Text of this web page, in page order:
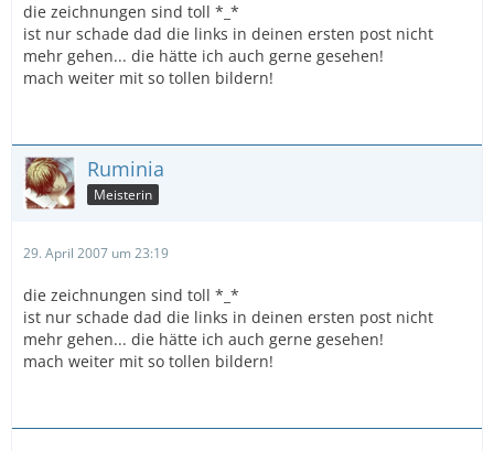
die zeichnungen sind toll *_*
ist nur schade dad die links in deinen ersten post nicht
mehr gehen... die hätte ich auch gerne gesehen!
mach weiter mit so tollen bildern!
Ruminia
Meisterin
29. April 2007 um 23:19
die zeichnungen sind toll *_*
ist nur schade dad die links in deinen ersten post nicht
mehr gehen... die hätte ich auch gerne gesehen!
mach weiter mit so tollen bildern!